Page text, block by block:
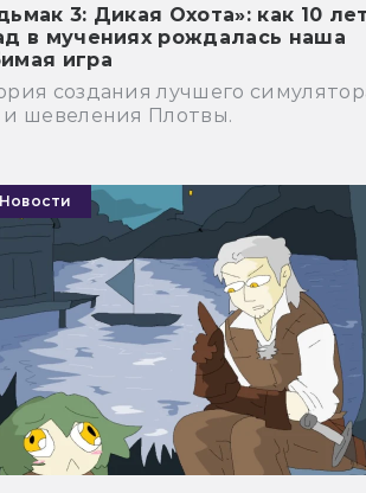
3: Дикая Охота»: как 10 лет
в мучениях рождалась наша
игра
создания лучшего
и шевеления Плотвы.
Новости